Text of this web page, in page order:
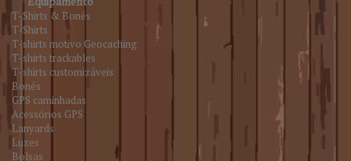
T-Shirts & Bonés
T-Shirts
T-shirts motivo Geocaching
T-shirts trackables
T-shirts customizáveis
Bonés
GPS caminhadas
Acessórios GPS
Lanyards
Luzes
Bolsas